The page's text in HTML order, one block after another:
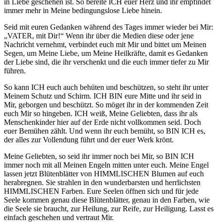
immer mehr in Meine bedingungslose Liebe hinein.
Seid mit euren Gedanken während des Tages immer wieder bei Mir:
„VATER, mit Dir!“ Wenn ihr über die Medien diese oder jene
Nachricht vernehmt, verbindet euch mit Mir und bittet um Meinen
Segen, um Meine Liebe, um Meine Heilkräfte, damit es Gedanken
der Liebe sind, die ihr verschenkt und die euch immer tiefer zu Mir
führen.
So kann ICH euch auch behüten und beschützen, so steht ihr unter
Meinem Schutz und Schirm. ICH BIN eure Mitte und ihr seid in
Mir, geborgen und beschützt. So möget ihr in der kommenden Zeit
euch Mir so hingeben. ICH weiß, Meine Geliebten, dass ihr als
Menschenkinder hier auf der Erde nicht vollkommen seid. Doch
euer Bemühen zählt. Und wenn ihr euch bemüht, so BIN ICH es,
der alles zur Vollendung führt und der euer Werk krönt.
Meine Geliebten, so seid ihr immer noch bei Mir, so BIN ICH
immer noch mit all Meinen Engeln mitten unter euch. Meine Engel
lassen jetzt Blütenblätter von HIMMLISCHEN Blumen auf euch
herabregnen. Sie strahlen in den wunderbarsten und herrlichsten
HIMMLISCHEN Farben. Eure Seelen öffnen sich und für jede
Seele kommen genau diese Blütenblätter, genau in den Farben, wie
die Seele sie braucht, zur Heilung, zur Reife, zur Heiligung. Lasst es
einfach geschehen und vertraut Mir.